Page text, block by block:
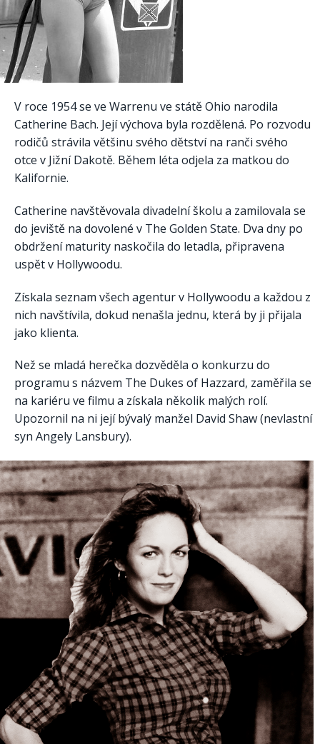
V roce 1954 se ve Warrenu ve státě Ohio narodila
Catherine Bach. Její výchova byla rozdělená. Po rozvodu
rodičů strávila většinu svého dětství na ranči svého
otce v Jižní Dakotě. Během léta odjela za matkou do
Kalifornie.
Catherine navštěvovala divadelní školu a zamilovala se
do jeviště na dovolené v The Golden State. Dva dny po
obdržení maturity naskočila do letadla, připravena
uspět v Hollywoodu.
Získala seznam všech agentur v Hollywoodu a každou z
nich navštívila, dokud nenašla jednu, která by ji přijala
jako klienta.
Než se mladá herečka dozvěděla o konkurzu do
programu s názvem The Dukes of Hazzard, zaměřila se
na kariéru ve filmu a získala několik malých rolí.
Upozornil na ni její bývalý manžel David Shaw (nevlastní
syn Angely Lansbury).